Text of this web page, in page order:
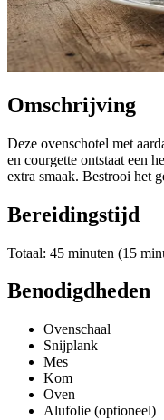
Omschrijving
Deze ovenschotel met
en courgette ontstaat een
extra smaak. Bestrooi het
Bereidingstijd
Totaal: 45 minuten (15
Benodigdheden
Ovenschaal
Snijplank
Mes
Kom
Oven
Alufolie (optioneel)